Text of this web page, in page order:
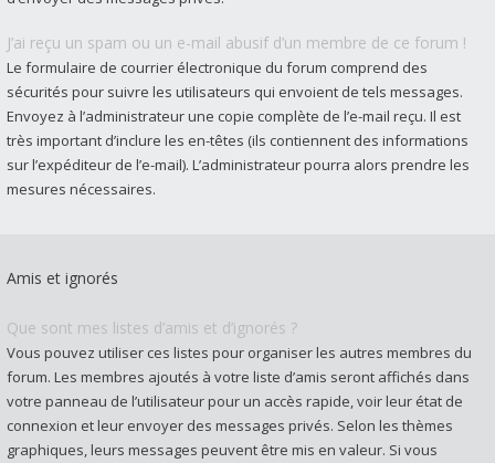
J’ai reçu un spam ou un e-mail abusif d’un membre de ce forum !
Le formulaire de courrier électronique du forum comprend des
sécurités pour suivre les utilisateurs qui envoient de tels messages.
Envoyez à l’administrateur une copie complète de l’e-mail reçu. Il est
très important d’inclure les en-têtes (ils contiennent des informations
sur l’expéditeur de l’e-mail). L’administrateur pourra alors prendre les
mesures nécessaires.
Amis et ignorés
Que sont mes listes d’amis et d’ignorés ?
Vous pouvez utiliser ces listes pour organiser les autres membres du
forum. Les membres ajoutés à votre liste d’amis seront affichés dans
votre panneau de l’utilisateur pour un accès rapide, voir leur état de
connexion et leur envoyer des messages privés. Selon les thèmes
graphiques, leurs messages peuvent être mis en valeur. Si vous